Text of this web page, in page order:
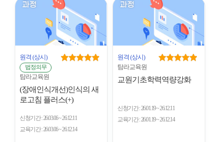
원격 (상시)
법정의무
탐라교육원
(장애인식개선)인식의 새
로고침 플러스(+)
신청기간 26.03.06 ~ 26.12.11
교육기간 26.03.06 ~ 26.12.14
원격 (상시)
탐라교육원
교원기초학력역량강화
신청기간 26.01.19 ~ 26.12.11
교육기간 26.01.19 ~ 26.12.14